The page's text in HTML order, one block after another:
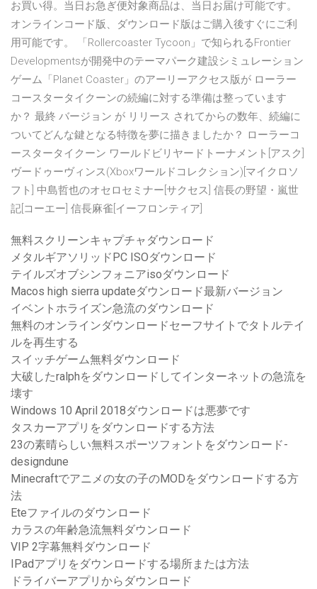
お買い得。当日お急ぎ便対象商品は、当日お届け可能です。
オンラインコード版、ダウンロード版はご購入後すぐにご利
用可能です。 「Rollercoaster Tycoon」で知られるFrontier
Developmentsが開発中のテーマパーク建設シミュレーション
ゲーム「Planet Coaster」のアーリーアクセス版が ローラー
コースタータイクーンの続編に対する準備は整っています
か？ 最終 バージョン が リリース されてからの数年、続編に
ついてどんな鍵となる特徴を夢に描きましたか？ ローラーコ
ースタータイクーン ワールドビリヤードトーナメント[アスク]
ヴードゥーヴィンス(Xboxワールドコレクション)[マイクロソ
フト] 中島哲也のオセロセミナー[サクセス] 信長の野望・嵐世
記[コーエー] 信長麻雀[イーフロンティア]
無料スクリーンキャプチャダウンロード
メタルギアソリッドPC ISOダウンロード
テイルズオブシンフォニアisoダウンロード
Macos high sierra updateダウンロード最新バージョン
イベントホライズン急流のダウンロード
無料のオンラインダウンロードセーフサイトでタトルテイ
ルを再生する
スイッチゲーム無料ダウンロード
大破したralphをダウンロードしてインターネットの急流を
壊す
Windows 10 April 2018ダウンロードは悪夢です
タスカーアプリをダウンロードする方法
23の素晴らしい無料スポーツフォントをダウンロード-
designdune
Minecraftでアニメの女の子のMODをダウンロードする方
法
Eteファイルのダウンロード
カラスの年齢急流無料ダウンロード
VIP 2字幕無料ダウンロード
IPadアプリをダウンロードする場所または方法
ドライバーアプリからダウンロード